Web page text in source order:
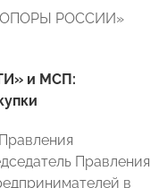
РОССИИ»
и МСП:
Правления
в